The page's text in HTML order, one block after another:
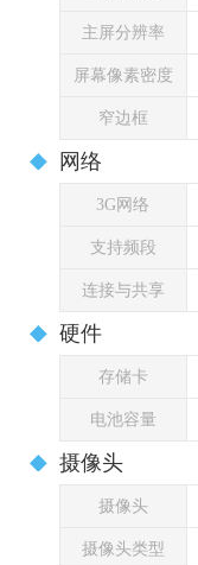
主屏分辨率
屏幕像素密度
窄边框
网络
3G网络
支持频段
连接与共享
硬件
存储卡
电池容量
摄像头
摄像头
摄像头类型